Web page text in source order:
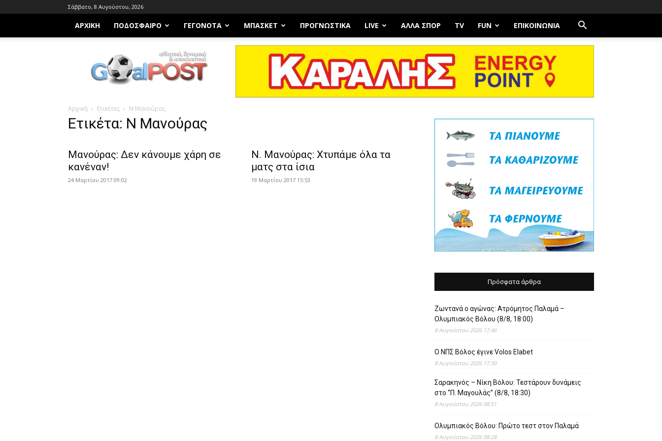
Σάββατο, 8 Αυγούστου, 2026
ΑΡΧΙΚΗ ΠΟΔΌΣΦΑΙΡΟ ΓΕΓΟΝΌΤΑ ΜΠΆΣΚΕΤ ΠΡΟΓΝΩΣΤΙΚΑ LIVE ΆΛΛΑ ΣΠΟΡ TV FUN ΕΠΙΚΟΙΝΩΝΊΑ
Goalpost.gr
Αρχική Ετικέτες Ν Μανούρας
Ετικέτα: Ν Μανούρας
Μανούρας: Δεν κάνουμε χάρη σε
κανέναν!
24 Μαρτίου 2017 09:02
Ν. Μανούρας: Χτυπάμε όλα τα
ματς στα ίσια
19 Μαρτίου 2017 15:53
Πρόσφατα άρθρα
Ζωντανά ο αγώνας: Ατρόμητος Παλαμά –
Ολυμπιακός Βόλου (8/8, 18:00)
8 Αυγούστου 2026 17:46
O ΝΠΣ Βόλος έγινε Volos Elabet
8 Αυγούστου 2026 17:30
Σαρακηνός – Νίκη Βόλου: Τεστάρουν δυνάμεις
στο “Π. Μαγουλάς” (8/8, 18:30)
8 Αυγούστου 2026 08:51
Ολυμπιακός Βόλου: Πρώτο τεστ στον Παλαμά
8 Αυγούστου 2026 08:28